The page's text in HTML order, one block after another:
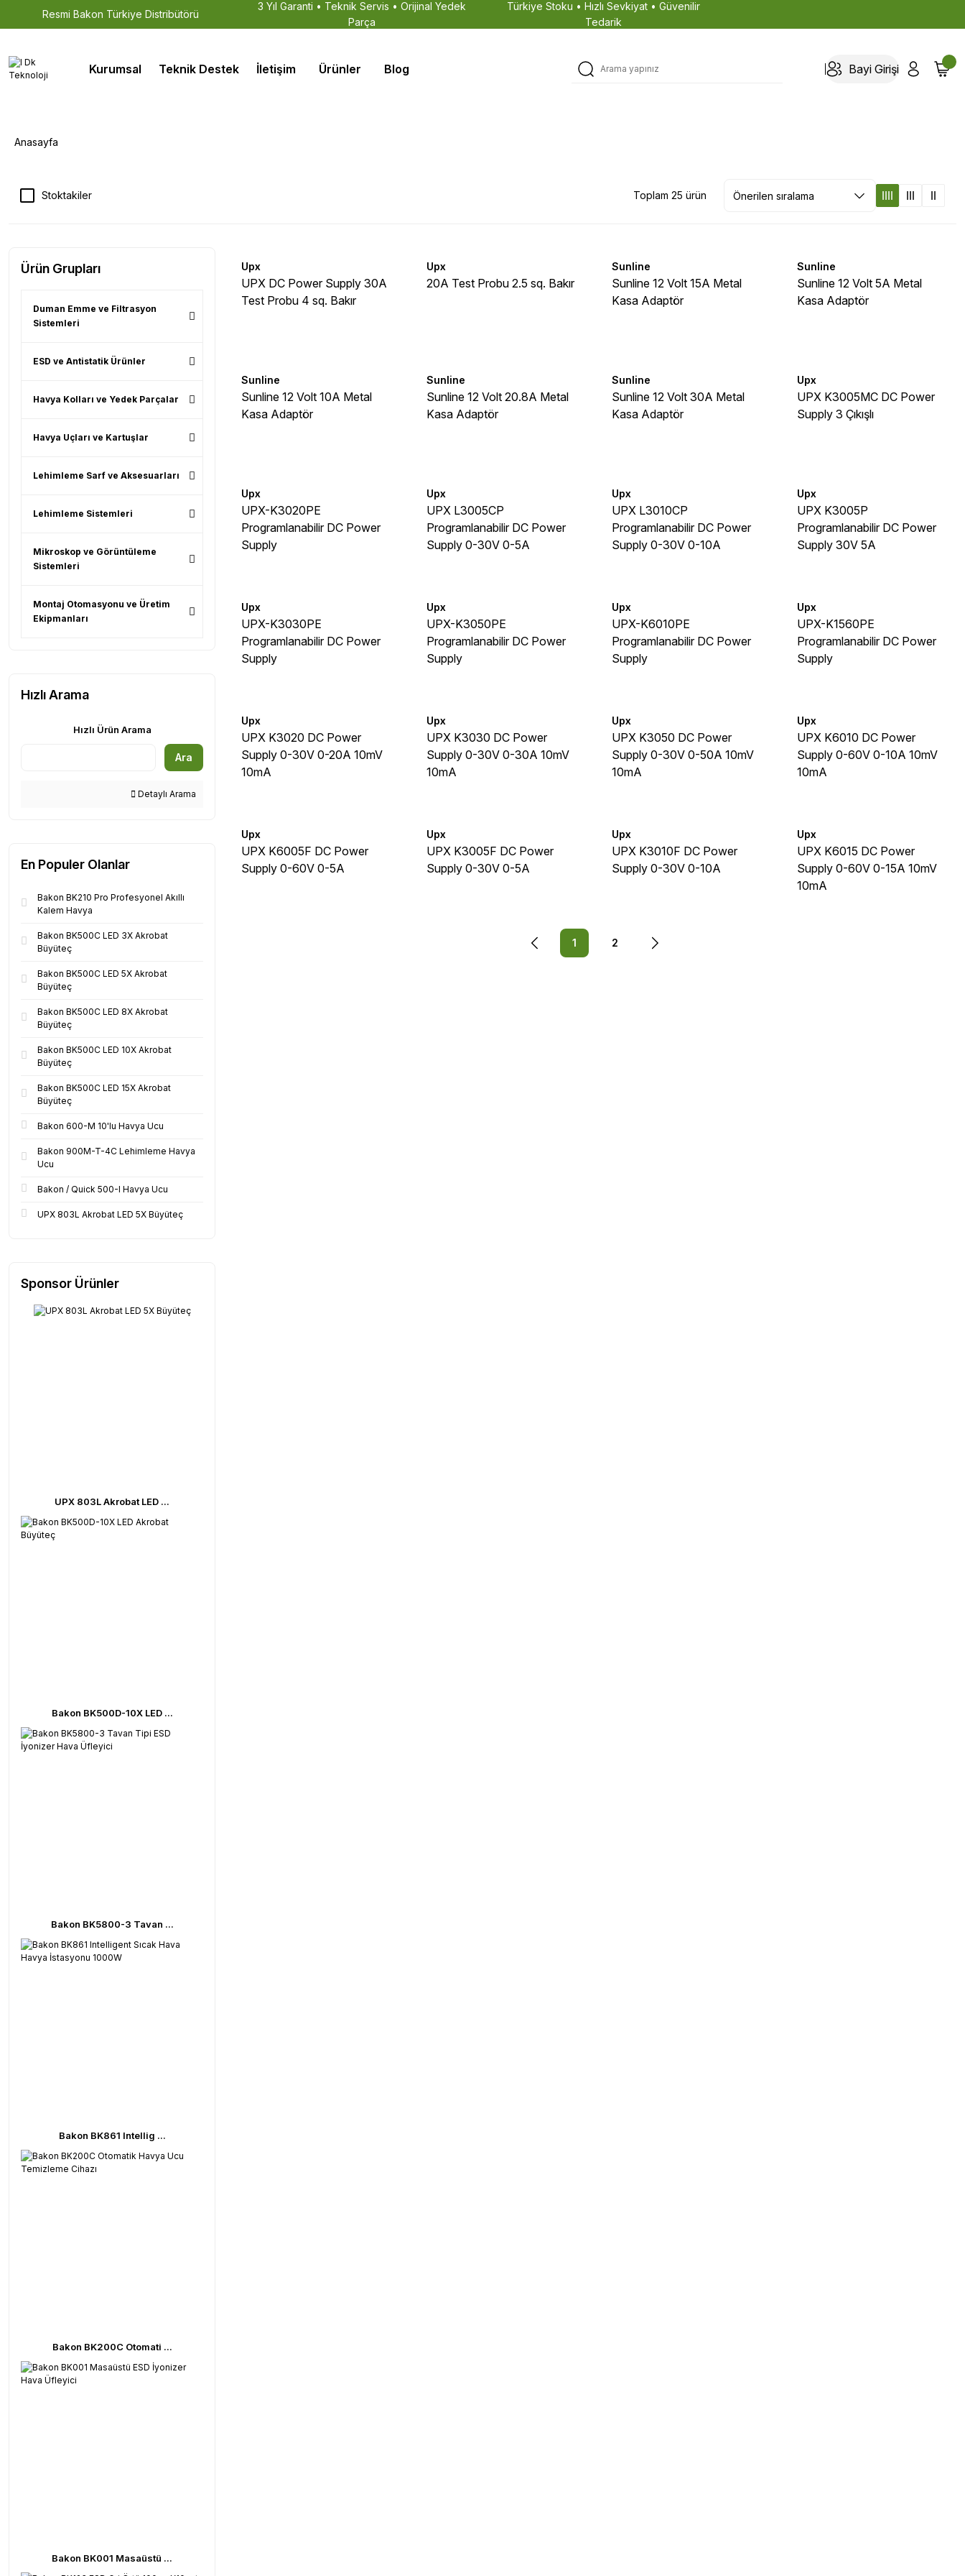
Resmi Bakon Türkiye Distribütörü
3 Yıl Garanti • Teknik Servis • Orijinal Yedek
Parça
Türkiye Stoku • Hızlı Sevkiyat • Güvenilir
Tedarik
Kurumsal Teknik Destek İletişim Ürünler Blog Bayi Girişi
Anasayfa
Stoktakiler Toplam 25 ürün
Ürün Grupları
Duman Emme ve Filtrasyon
Sistemleri
ESD ve Antistatik Ürünler
Havya Kolları ve Yedek Parçalar
Havya Uçları ve Kartuşlar
Lehimleme Sarf ve Aksesuarları
Lehimleme Sistemleri
Mikroskop ve Görüntüleme
Sistemleri
Montaj Otomasyonu ve Üretim
Ekipmanları
Hızlı Arama
Hızlı Ürün Arama
Ara
Detaylı Arama
En Populer Olanlar
Bakon BK210 Pro Profesyonel Akıllı
Kalem Havya
Bakon BK500C LED 3X Akrobat
Büyüteç
Bakon BK500C LED 5X Akrobat
Büyüteç
Bakon BK500C LED 8X Akrobat
Büyüteç
Bakon BK500C LED 10X Akrobat
Büyüteç
Bakon BK500C LED 15X Akrobat
Büyüteç
Bakon 600-M 10'lu Havya Ucu
Bakon 900M-T-4C Lehimleme Havya
Ucu
Bakon / Quick 500-I Havya Ucu
UPX 803L Akrobat LED 5X Büyüteç
Sponsor Ürünler
UPX 803L Akrobat LED ...
Bakon BK500D-10X LED ...
Bakon BK5800-3 Tavan ...
Bakon BK861 Intellig ...
Bakon BK200C Otomati ...
Bakon BK001 Masaüstü ...
Upx
UPX DC Power Supply 30A
Test Probu 4 sq. Bakır
Upx
20A Test Probu 2.5 sq. Bakır
Sunline
Sunline 12 Volt 15A Metal
Kasa Adaptör
Sunline
Sunline 12 Volt 5A Metal
Kasa Adaptör
Sunline
Sunline 12 Volt 10A Metal
Kasa Adaptör
Sunline
Sunline 12 Volt 20.8A Metal
Kasa Adaptör
Sunline
Sunline 12 Volt 30A Metal
Kasa Adaptör
Upx
UPX K3005MC DC Power
Supply 3 Çıkışlı
Upx
UPX-K3020PE
Programlanabilir DC Power
Supply
Upx
UPX L3005CP
Programlanabilir DC Power
Supply 0-30V 0-5A
Upx
UPX L3010CP
Programlanabilir DC Power
Supply 0-30V 0-10A
Upx
UPX K3005P
Programlanabilir DC Power
Supply 30V 5A
Upx
UPX-K3030PE
Programlanabilir DC Power
Supply
Upx
UPX-K3050PE
Programlanabilir DC Power
Supply
Upx
UPX-K6010PE
Programlanabilir DC Power
Supply
Upx
UPX-K1560PE
Programlanabilir DC Power
Supply
Upx
UPX K3020 DC Power
Supply 0-30V 0-20A 10mV
10mA
Upx
UPX K3030 DC Power
Supply 0-30V 0-30A 10mV
10mA
Upx
UPX K3050 DC Power
Supply 0-30V 0-50A 10mV
10mA
Upx
UPX K6010 DC Power
Supply 0-60V 0-10A 10mV
10mA
Upx
UPX K6005F DC Power
Supply 0-60V 0-5A
Upx
UPX K3005F DC Power
Supply 0-30V 0-5A
Upx
UPX K3010F DC Power
Supply 0-30V 0-10A
Upx
UPX K6015 DC Power
Supply 0-60V 0-15A 10mV
10mA
1 2